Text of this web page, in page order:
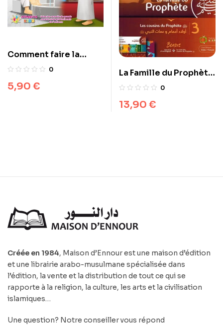
Comment faire la
Prière (Version
Kids
0
5,90 €
La Famille du Prophète
– Tome 3 – Les cousins
0
13,90 €
Créée en 1984, Maison d’Ennour est une maison d’édition
et une librairie arabo-musulmane spécialisée dans
l’édition, la vente et la distribution de tout ce qui se
rapporte à la religion, la culture, les arts et la civilisation
islamiques…
Une question? Notre conseiller vous répond